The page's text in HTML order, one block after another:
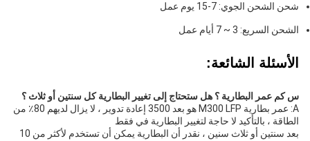
شحن الشحن الجوي: 7-15 يوم عمل
الشحن السريع: 3 ~ 7 أيام عمل
الأسئلة الشائعة:
س كم عمر البطارية ؟ هل ستحتاج إلى تغيير البطارية كل سنتين أو ثلاث ؟
A: عمر بطارية M300 LFP هو بعد 3500 إعادة تدوير ، لا يزال لديهم 80٪ من
الطاقة ، بالتأكيد لا حاجة لتغيير البطارية في فقط
بعد سنتين أو ثلاث سنين ، نقدر أن البطارية يمكن أن تستخدم لأكثر من 10